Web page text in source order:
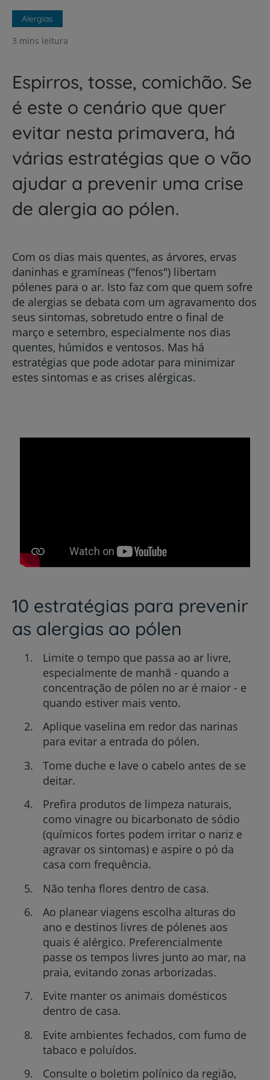
Alergias
3 mins leitura
Espirros, tosse, comichão. Se
é este o cenário que quer
evitar nesta primavera, há
várias estratégias que o vão
ajudar a prevenir uma crise
de alergia ao pólen.
Com os dias mais quentes, as árvores, ervas
daninhas e gramíneas ("fenos") libertam
pólenes para o ar. Isto faz com que quem sofre
de alergias se debata com um agravamento dos
seus sintomas, sobretudo entre o final de
março e setembro, especialmente nos dias
quentes, húmidos e ventosos. Mas há
estratégias que pode adotar para minimizar
estes sintomas e as crises alérgicas.
10 estratégias para prevenir
as alergias ao pólen
Limite o tempo que passa ao ar livre,
especialmente de manhã - quando a
concentração de pólen no ar é maior - e
quando estiver mais vento.
Aplique vaselina em redor das narinas
para evitar a entrada do pólen.
Tome duche e lave o cabelo antes de se
deitar.
Prefira produtos de limpeza naturais,
como vinagre ou bicarbonato de sódio
(químicos fortes podem irritar o nariz e
agravar os sintomas) e aspire o pó da
casa com frequência.
Não tenha flores dentro de casa.
Ao planear viagens escolha alturas do
ano e destinos livres de pólenes aos
quais é alérgico. Preferencialmente
passe os tempos livres junto ao mar, na
praia, evitando zonas arborizadas.
Evite manter os animais domésticos
dentro de casa.
Evite ambientes fechados, com fumo de
tabaco e poluídos.
Consulte o boletim polínico da região,